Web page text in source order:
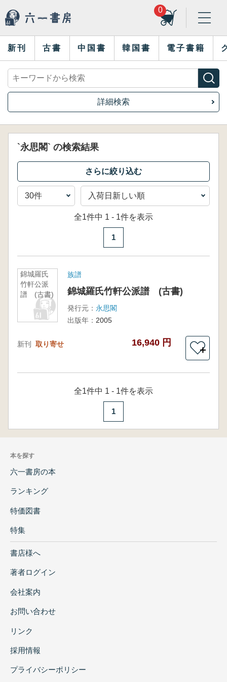
0
新刊 古書 中国書 韓国書 電子書籍
詳細検索
`永思閣` の検索結果
全1件中 1 - 1件を表示
1
錦城羅氏
竹軒公派
譜 (古書)
族譜
錦城羅氏竹軒公派譜 (古書)
発行元： 永思閣
出版年： 2005
新刊 取り寄せ 16,940 円
＋
全1件中 1 - 1件を表示
1
本を探す
六一書房の本
ランキング
特価図書
特集
書店様へ
著者ログイン
会社案内
お問い合わせ
リンク
採用情報
プライバシーポリシー